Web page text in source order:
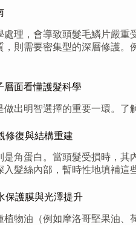
理，會導致頭髮毛鱗片嚴
則需要密集型的深層修護
層面看懂護髮科學
出明智選擇的重要一環。了
修復與結構重建
角蛋白。當頭髮受損時，
髮絲內部，暫時性地填補
保護膜與光澤提升
物油（例如摩洛哥堅果油